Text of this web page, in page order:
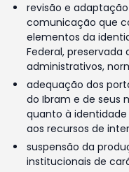
revisão e
comunicação que
elementos da
Federal,
administrativos,
adequação dos
do Ibram e de seus
quanto à identidade
aos recursos de
suspensão da
institucionais de